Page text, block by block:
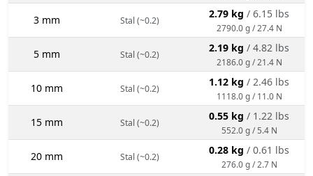
3 mm Stal (~0.2)
2.79 kg / 6.15 lbs
2790.0 g / 27.4 N
5 mm Stal (~0.2)
2.19 kg / 4.82 lbs
2186.0 g / 21.4 N
10 mm Stal (~0.2)
1.12 kg / 2.46 lbs
1118.0 g / 11.0 N
15 mm Stal (~0.2)
0.55 kg / 1.22 lbs
552.0 g / 5.4 N
20 mm Stal (~0.2)
0.28 kg / 0.61 lbs
276.0 g / 2.7 N